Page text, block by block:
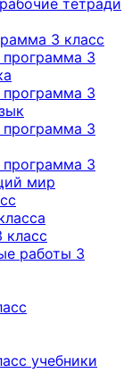
тетради
3 класс
программа 3
программа 3
программа 3
программа 3
мир
класс
работы 3
учебники